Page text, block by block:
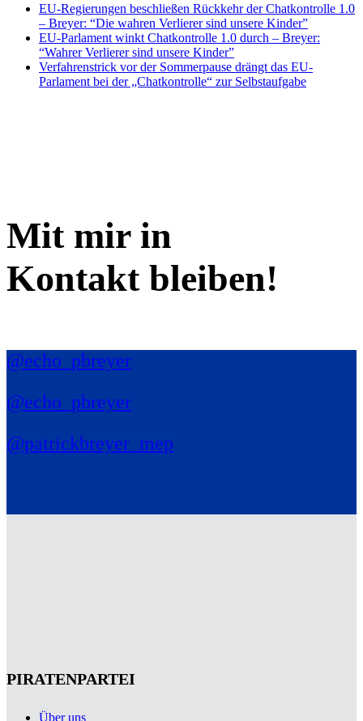
EU-Regierungen beschließen Rückkehr der Chatkontrolle 1.0
– Breyer: “Die wahren Verlierer sind unsere Kinder”
EU-Parlament winkt Chatkontrolle 1.0 durch – Breyer:
“Wahrer Verlierer sind unsere Kinder”
Verfahrenstrick vor der Sommerpause drängt das EU-
Parlament bei der „Chatkontrolle“ zur Selbstaufgabe
Mit mir in
Kontakt bleiben!
@echo_pbreyer
@echo_pbreyer
@patrickbreyer_mep
PIRATENPARTEI
Über uns